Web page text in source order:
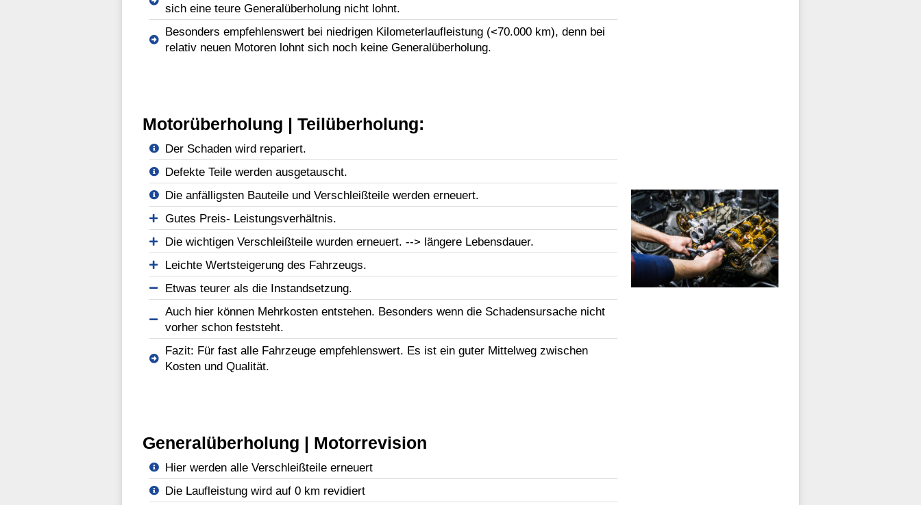
sich eine teure Generalüberholung nicht lohnt.
Besonders empfehlenswert bei niedrigen Kilometerlaufleistung (<70.000 km), denn bei
relativ neuen Motoren lohnt sich noch keine Generalüberholung.
Motorüberholung | Teilüberholung:
Der Schaden wird repariert.
Defekte Teile werden ausgetauscht.
Die anfälligsten Bauteile und Verschleißteile werden erneuert.
Gutes Preis- Leistungsverhältnis.
Die wichtigen Verschleißteile wurden erneuert. --> längere Lebensdauer.
Leichte Wertsteigerung des Fahrzeugs.
Etwas teurer als die Instandsetzung.
Auch hier können Mehrkosten entstehen. Besonders wenn die Schadensursache nicht
vorher schon feststeht.
Fazit: Für fast alle Fahrzeuge empfehlenswert. Es ist ein guter Mittelweg zwischen
Kosten und Qualität.
Generalüberholung | Motorrevision
Hier werden alle Verschleißteile erneuert
Die Laufleistung wird auf 0 km revidiert